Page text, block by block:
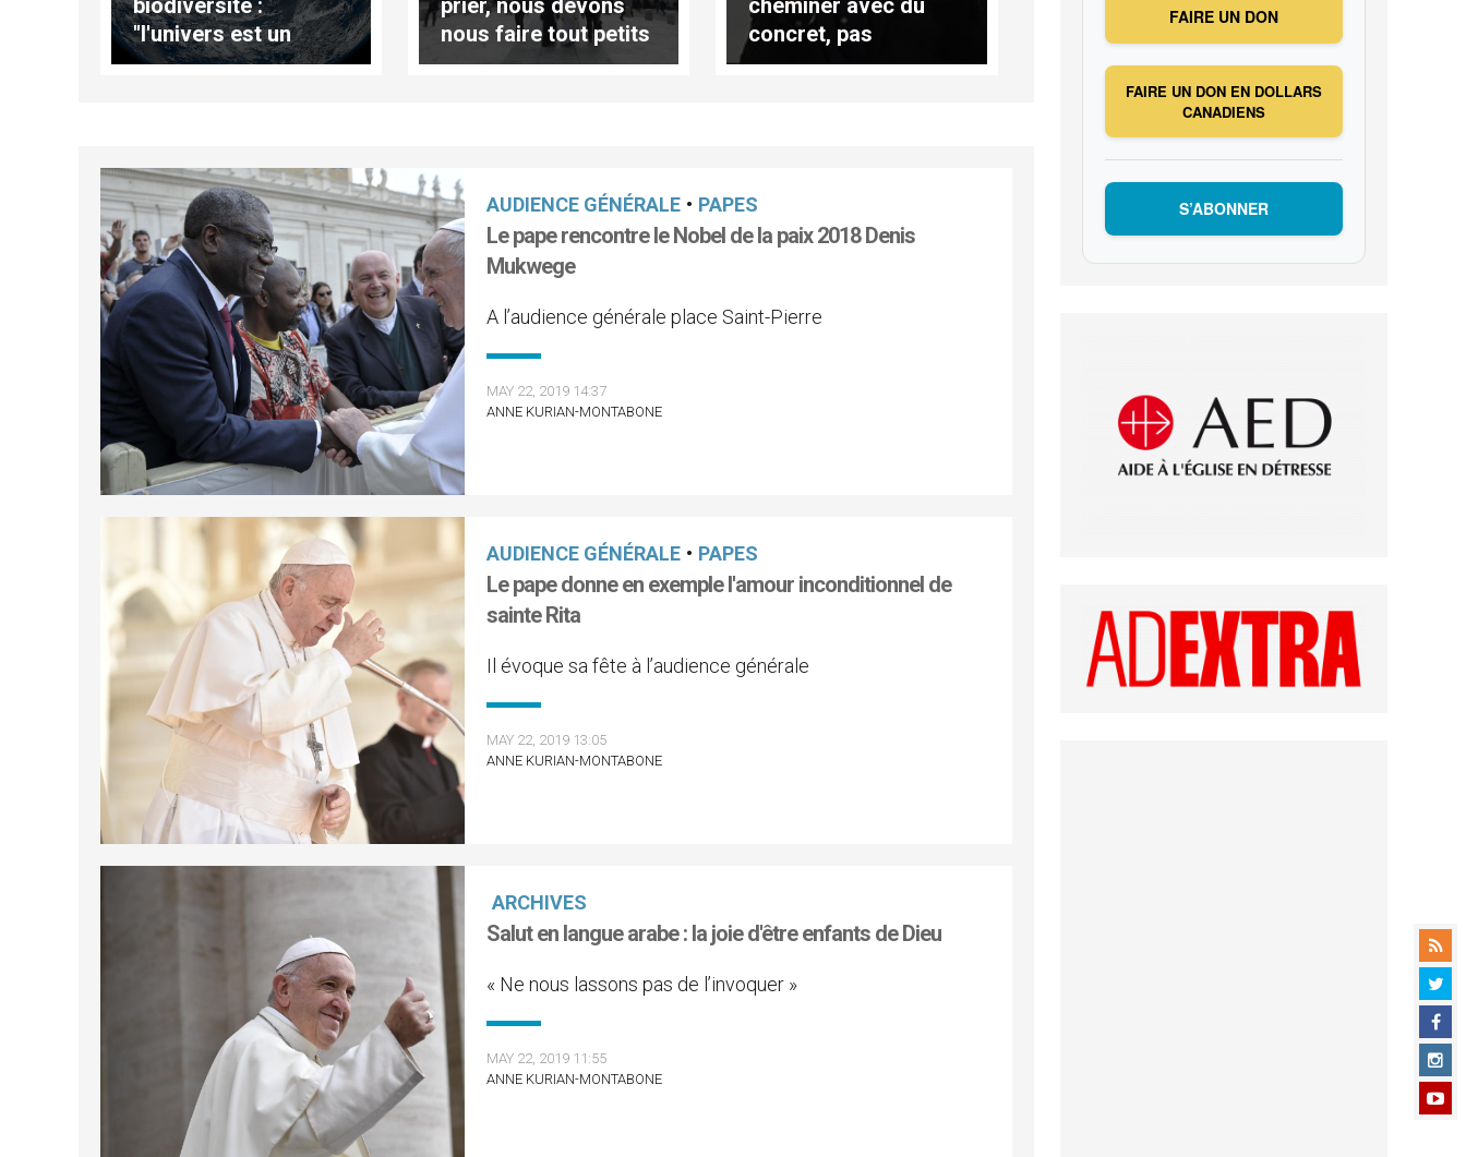
biodiversité :
"l'univers est un
langage de l'amour
prier, nous devons
nous faire tout petits
(Traduction
cheminer avec du
concret, pas
seulement des
AUDIENCE GÉNÉRALE • PAPES
Le pape rencontre le Nobel de la paix 2018 Denis
Mukwege
A l’audience générale place Saint-Pierre
MAY 22, 2019 14:37
ANNE KURIAN-MONTABONE
AUDIENCE GÉNÉRALE • PAPES
Le pape donne en exemple l'amour inconditionnel de
sainte Rita
Il évoque sa fête à l’audience générale
MAY 22, 2019 13:05
ANNE KURIAN-MONTABONE
ARCHIVES
Salut en langue arabe : la joie d'être enfants de Dieu
« Ne nous lassons pas de l’invoquer »
MAY 22, 2019 11:55
ANNE KURIAN-MONTABONE
FAIRE UN DON
FAIRE UN DON EN DOLLARS
CANADIENS
S’ABONNER